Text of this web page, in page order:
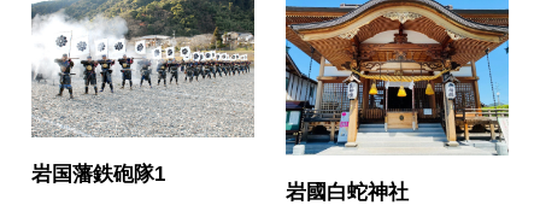
岩国藩鉄砲隊1
岩國白蛇神社